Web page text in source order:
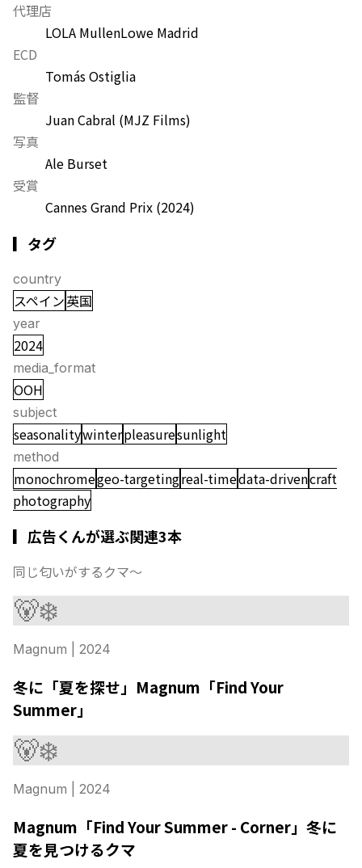
代理店
LOLA MullenLowe Madrid
ECD
Tomás Ostiglia
監督
Juan Cabral (MJZ Films)
写真
Ale Burset
受賞
Cannes Grand Prix (2024)
▎タグ
country
スペイン英国
year
2024
media_format
OOH
subject
seasonalitywinterpleasuresunlight
method
monochromegeo-targetingreal-timedata-drivencraft
photography
▎広告くんが選ぶ関連3本
同じ匂いがするクマ〜
🐻‍❄️
Magnum | 2024
冬に「夏を探せ」Magnum「Find Your
Summer」
🐻‍❄️
Magnum | 2024
Magnum「Find Your Summer - Corner」冬に
夏を見つけるクマ